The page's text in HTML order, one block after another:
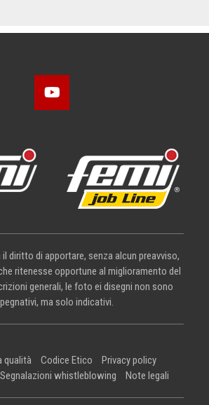
il diritto di apportare, senza alcun preavviso,
ritenesse opportune al miglioramento del
generali, le foto ei disegni non sono
ma solo indicativi.
qualità Codice Etico
Privacy policy
Segnalazioni whistleblowing Note legali